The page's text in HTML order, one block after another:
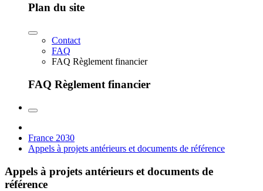
Plan du site
Contact
FAQ
FAQ Règlement financier
FAQ Règlement financier
France 2030
Appels à projets antérieurs et documents de référence
Appels à projets antérieurs et documents de
référence